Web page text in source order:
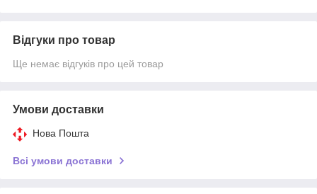
Відгуки про товар
Ще немає відгуків про цей товар
Умови доставки
Нова Пошта
Всі умови доставки